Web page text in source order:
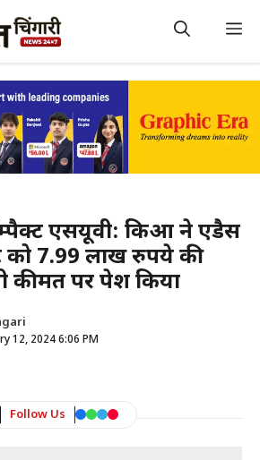
एसयूवी: किआ ने एडैस
को 7.99 लाख रुपये की
पर पेश किया
12, 2024 6:06 PM
Follow Us